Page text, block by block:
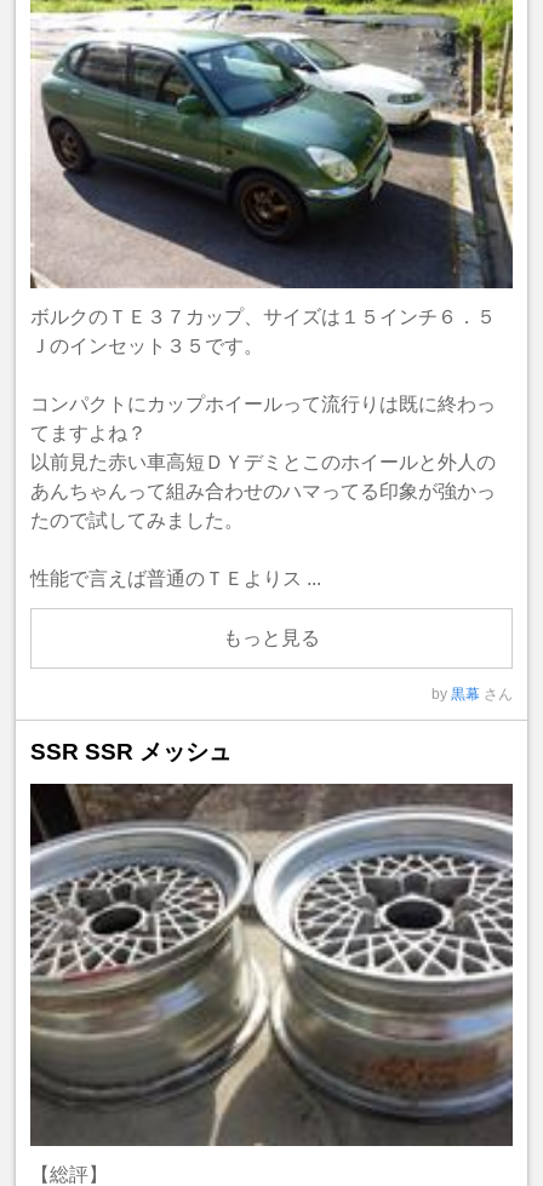
ボルクのＴＥ３７カップ、サイズは１５インチ６．５
Ｊのインセット３５です。
コンパクトにカップホイールって流行りは既に終わっ
てますよね？
以前見た赤い車高短ＤＹデミとこのホイールと外人の
あんちゃんって組み合わせのハマってる印象が強かっ
たので試してみました。
性能で言えば普通のＴＥよりス ...
もっと見る
by 黒幕 さん
SSR SSR メッシュ
【総評】